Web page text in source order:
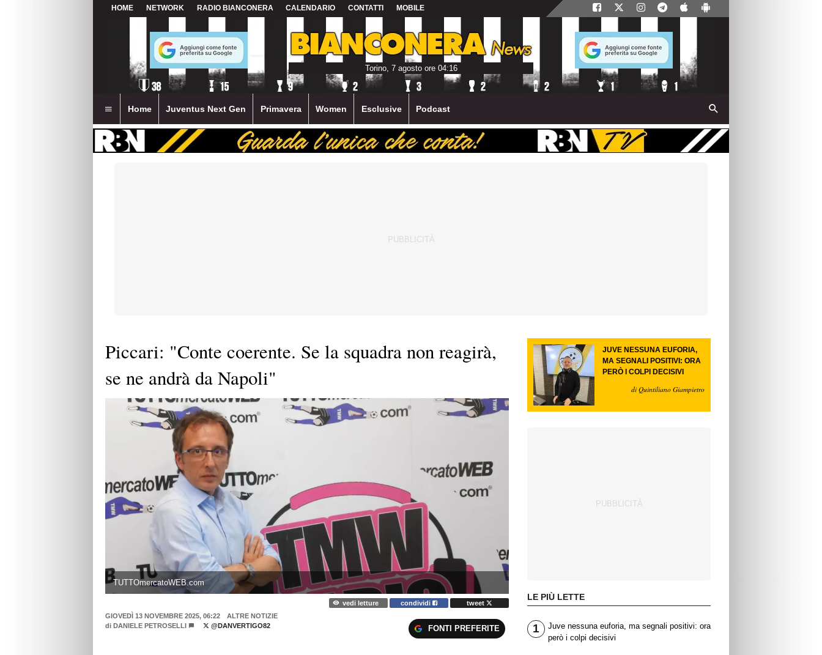
HOME NETWORK RADIO BIANCONERA CALENDARIO CONTATTI MOBILE
Torino, 7 agosto ore 04:16
Home Juventus Next Gen Primavera Women Esclusive Podcast
Piccari: "Conte coerente. Se la squadra non reagirà,
se ne andrà da Napoli"
TUTTOmercatoWEB.com
vedi letture condividi
tweet
GIOVEDÌ 13 NOVEMBRE 2025, 06:22
ALTRE NOTIZIE
di DANIELE PETROSELLI @DANVERTIGO82 FONTI PREFERITE
JUVE NESSUNA EUFORIA,
MA SEGNALI POSITIVI: ORA
PERÒ I COLPI DECISIVI
di Quintiliano Giampietro
LE PIÙ LETTE
1
Juve nessuna euforia, ma segnali positivi: ora
però i colpi decisivi